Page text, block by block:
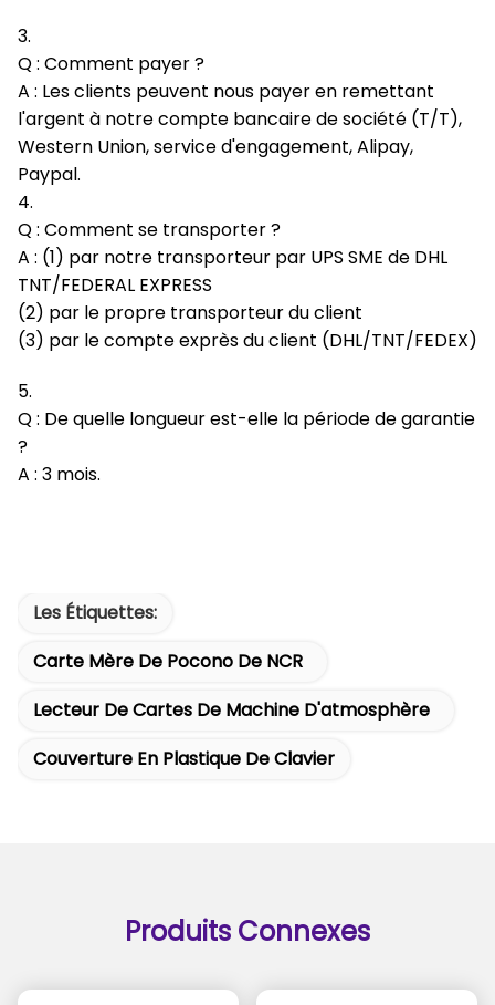
3.
Q : Comment payer ?
A : Les clients peuvent nous payer en remettant
l'argent à notre compte bancaire de société (T/T),
Western Union, service d'engagement, Alipay,
Paypal.
4.
Q : Comment se transporter ?
A : (1) par notre transporteur par UPS SME de DHL
TNT/FEDERAL EXPRESS
(2) par le propre transporteur du client
(3) par le compte exprès du client (DHL/TNT/FEDEX)
5.
Q : De quelle longueur est-elle la période de garantie
?
A : 3 mois.
Les Étiquettes:
Carte Mère De Pocono De NCR
Lecteur De Cartes De Machine D'atmosphère
Couverture En Plastique De Clavier
Produits Connexes